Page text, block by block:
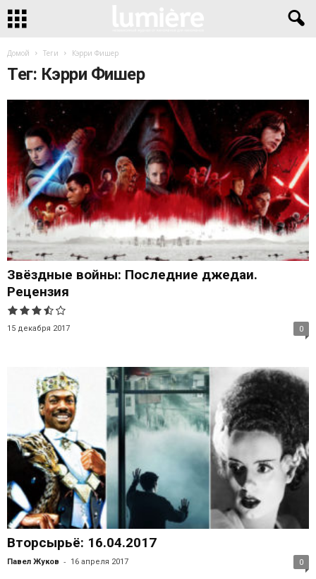
Домой Теги Кэрри Фишер
Тег: Кэрри Фишер
Звёздные войны: Последние джедаи.
Рецензия
15 декабря 2017 0
Вторсырьё: 16.04.2017
Павел Жуков - 16 апреля 2017 0